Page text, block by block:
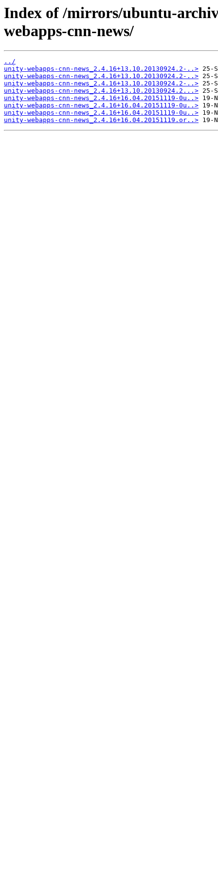
Index of /mirrors/ubuntu-
webapps-cnn-news/
../
unity-webapps-cnn-news_2.4.16+13.10.20130924.2-..>
unity-webapps-cnn-news_2.4.16+13.10.20130924.2-..>
unity-webapps-cnn-news_2.4.16+13.10.20130924.2-..>
unity-webapps-cnn-news_2.4.16+13.10.20130924.2...>
unity-webapps-cnn-news_2.4.16+16.04.20151119-0u..>
unity-webapps-cnn-news_2.4.16+16.04.20151119-0u..>
unity-webapps-cnn-news_2.4.16+16.04.20151119-0u..>
unity-webapps-cnn-news_2.4.16+16.04.20151119.or..>